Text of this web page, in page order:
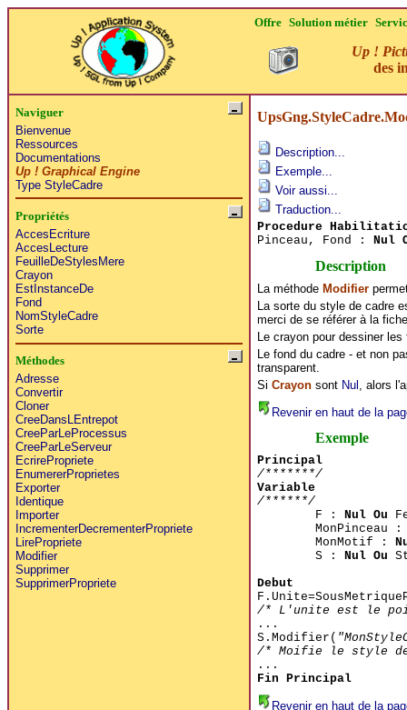
Offre Solution métier
Up !
des
Naviguer
Bienvenue
Ressources
Documentations
Up ! Graphical Engine
Type StyleCadre
Propriétés
AccesEcriture
AccesLecture
FeuilleDeStylesMere
Crayon
EstInstanceDe
Fond
NomStyleCadre
Sorte
Méthodes
Adresse
Convertir
Cloner
CreeDansLEntrepot
CreeParLeProcessus
CreeParLeServeur
EcrirePropriete
EnumererProprietes
Exporter
Identique
Importer
IncrementerDecrementerPropriete
LirePropriete
Modifier
Supprimer
SupprimerPropriete
Description...
Exemple...
Voir aussi...
Traduction...
Procedure
Pinceau, Fond : Nul
Description
La méthode Modifier
La sorte du style de cadre
merci de se référer à la
Le crayon pour dessiner
Le fond du cadre - et non
transparent.
Si Crayonsont Nul , alors
Revenir en haut de la
Exemple
Principal
/*******/
Variable
/******/
F : Nul Ou
MonPinceau
MonMotif :
S : Nul Ou
Debut
/* L'unite est le
...
S.Modifier(
/* Moifie le style
...
Fin Principal
Revenir en haut de la